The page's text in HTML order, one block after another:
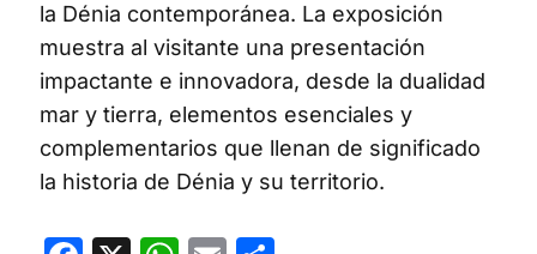
la Dénia contemporánea. La exposición
muestra al visitante una presentación
impactante e innovadora, desde la dualidad
mar y tierra, elementos esenciales y
complementarios que llenan de significado
la historia de Dénia y su territorio.